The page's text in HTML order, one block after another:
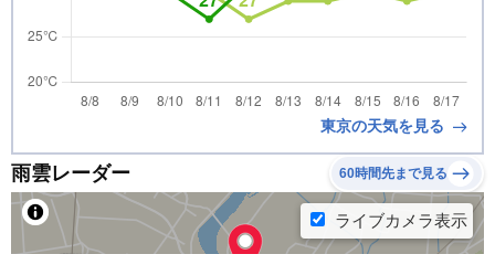
東京の天気を見る
雨雲レーダー 60時間先まで見る